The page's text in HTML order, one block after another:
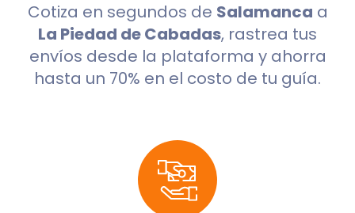
Cotiza en segundos de Salamanca a
La Piedad de Cabadas, rastrea tus
envíos desde la plataforma y ahorra
hasta un 70% en el costo de tu guía.